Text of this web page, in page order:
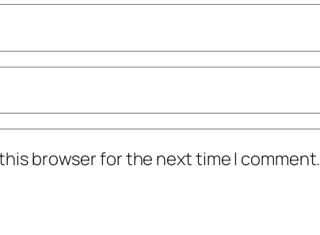
browser for the next time I comment.